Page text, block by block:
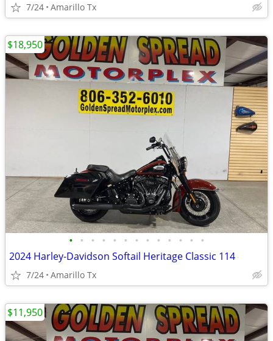
7/24 Amarillo Tx
• • • • • • • • • • • • •
2024 Harley-Davidson Softail Heritage Classic 114
7/24 Amarillo Tx
$18,950
$11,950